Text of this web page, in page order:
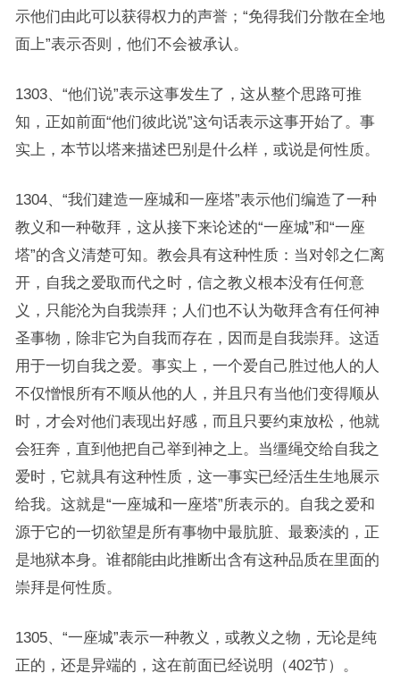
示他们由此可以获得权力的声誉；“免得我们分散在全地
面上”表示否则，他们不会被承认。
1303、“他们说”表示这事发生了，这从整个思路可推
知，正如前面“他们彼此说”这句话表示这事开始了。事
实上，本节以塔来描述巴别是什么样，或说是何性质。
1304、“我们建造一座城和一座塔”表示他们编造了一种
教义和一种敬拜，这从接下来论述的“一座城”和“一座
塔”的含义清楚可知。教会具有这种性质：当对邻之仁离
开，自我之爱取而代之时，信之教义根本没有任何意
义，只能沦为自我崇拜；人们也不认为敬拜含有任何神
圣事物，除非它为自我而存在，因而是自我崇拜。这适
用于一切自我之爱。事实上，一个爱自己胜过他人的人
不仅憎恨所有不顺从他的人，并且只有当他们变得顺从
时，才会对他们表现出好感，而且只要约束放松，他就
会狂奔，直到他把自己举到神之上。当缰绳交给自我之
爱时，它就具有这种性质，这一事实已经活生生地展示
给我。这就是“一座城和一座塔”所表示的。自我之爱和
源于它的一切欲望是所有事物中最肮脏、最亵渎的，正
是地狱本身。谁都能由此推断出含有这种品质在里面的
崇拜是何性质。
1305、“一座城”表示一种教义，或教义之物，无论是纯
正的，还是异端的，这在前面已经说明（402节）。